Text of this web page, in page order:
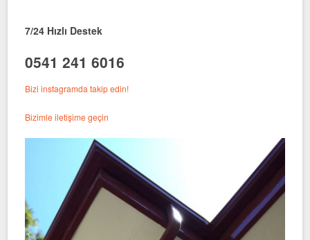
7/24 Hızlı Destek
0541 241 6016
Bizi instagramda takip edin!
Bizimle iletişime geçin